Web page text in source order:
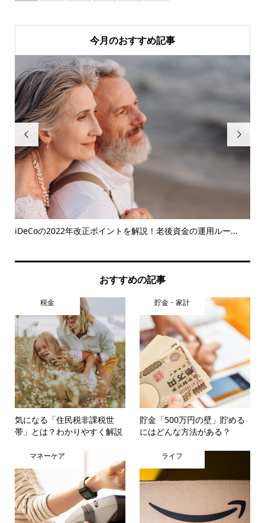
今月のおすすめ記事

iDeCoの2022年改正ポイントを解説！老後資金の運用ルー...

おすすめの記事
税金
気になる「住民税非課税世
帯」とは？わかりやすく解説
貯金・家計
貯金「500万円の壁」貯める
にはどんな方法がある？
マネーケア ライフ